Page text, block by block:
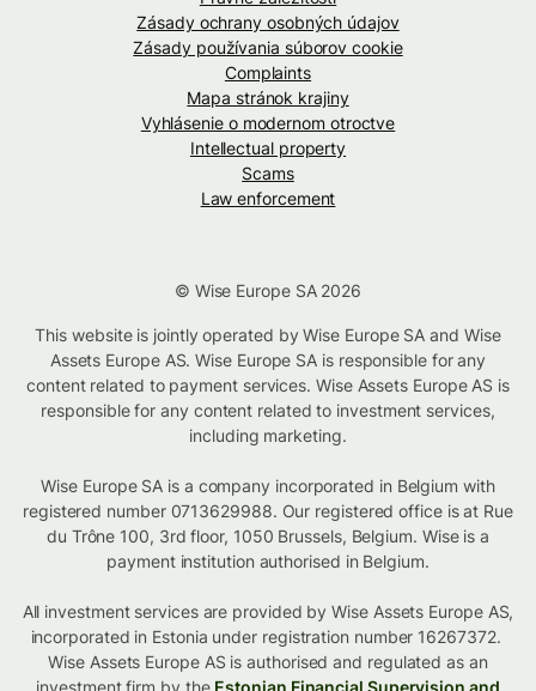
Zásady ochrany osobných údajov
Zásady používania súborov cookie
Complaints
Mapa stránok krajiny
Vyhlásenie o modernom otroctve
Intellectual property
Scams
Law enforcement
© Wise Europe SA 2026
This website is jointly operated by Wise Europe SA and Wise
Assets Europe AS. Wise Europe SA is responsible for any
content related to payment services. Wise Assets Europe AS is
responsible for any content related to investment services,
including marketing.
Wise Europe SA is a company incorporated in Belgium with
registered number 0713629988. Our registered office is at Rue
du Trône 100, 3rd floor, 1050 Brussels, Belgium. Wise is a
payment institution authorised in Belgium.
All investment services are provided by Wise Assets Europe AS,
incorporated in Estonia under registration number 16267372.
Wise Assets Europe AS is authorised and regulated as an
investment firm by the Estonian Financial Supervision and